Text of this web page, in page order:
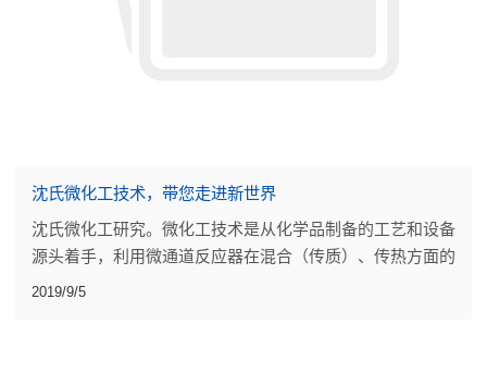
沈氏微化工技术，带您走进新世界
沈氏微化工研究。微化工技术是从化学品制备的工艺和设备
源头着手，利用微通道反应器在混合（传质）、传热方面的
强大提升，以及反应持液量小（本质安全），无放大效应的
2019/9/5